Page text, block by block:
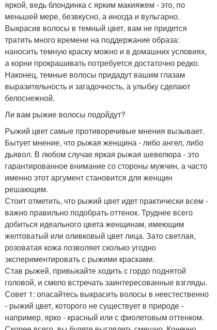
яркой, ведь блондинка с ярким макияжем - это, по
меньшей мере, безвкусно, а иногда и вульгарно.
Выкрасив волосы в темный цвет, вам не придется
тратить много времени на поддержание образа:
наносить темную краску можно и в домашних условиях,
а корни прокрашивать потребуется достаточно редко.
Наконец, темные волосы придадут вашим глазам
выразительность и загадочность, а улыбку сделают
белоснежной.
Ли вам рыжие волосы подойдут?
Рыжий цвет самые противоречивые мнения вызывает.
Бытует мнение, что рыжая женщина - либо ангел, либо
дьявол. В любом случае яркая рыжая шевелюра - это
гарантированное внимание со стороны мужчин, а часто
именно этот аргумент становится для женщин
решающим.
Стоит отметить, что рыжий цвет идет практически всем -
важно правильно подобрать оттенок. Труднее всего
добиться идеального цвета женщинам, имеющим
желтоватый или оливковый цвет лица. Зато светлая,
розоватая кожа позволяет сколько угодно
экспериментировать с рыжими красками.
Став рыжей, привыкайте ходить с гордо поднятой
головой, и смело встречать заинтересованные взгляды.
Совет 1: опасайтесь выкрасить волосы в неестественно
- рыжий цвет, которого не существует в природе -
например, ярко - красный или с фиолетовым оттенком.